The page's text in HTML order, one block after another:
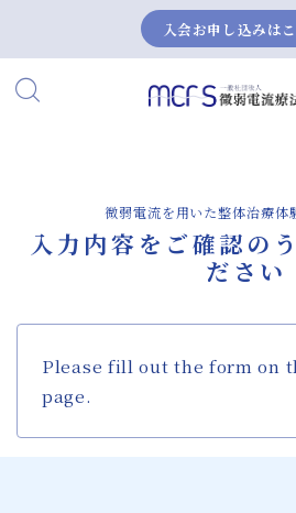
入会お申し込みは
MENU
当研究会について
微弱電流の活用事例
症例集
微弱電流を用いた整体治療体
入力内容をご確認の
ださい
Please fill out the form on
page.